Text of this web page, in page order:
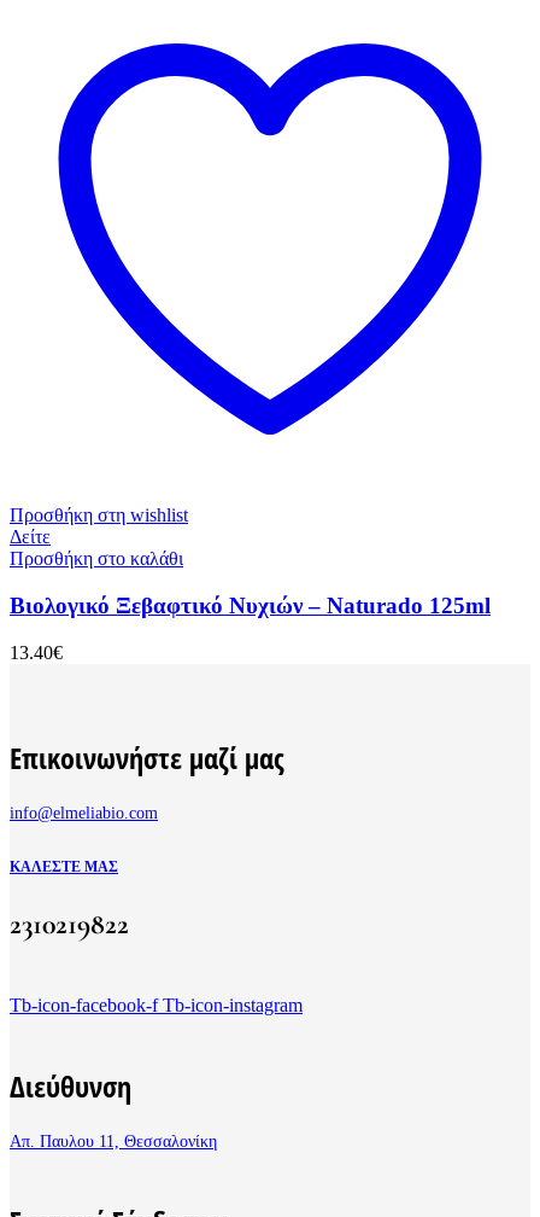
Προσθήκη στη wishlist
Δείτε
Προσθήκη στο καλάθι
Bιολογικό Ξεβαφτικό Νυχιών – Naturado 125ml
13.40€
Επικοινωνήστε μαζί μας
info@elmeliabio.com
ΚΑΛΈΣΤΕ ΜΑΣ
2310219822
Tb-icon-facebook-f Tb-icon-instagram
Διεύθυνση
Απ. Παυλου 11, Θεσσαλονίκη